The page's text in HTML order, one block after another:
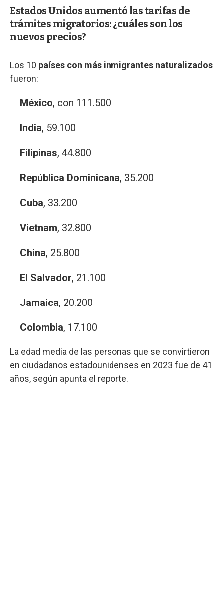
Estados Unidos aumentó las tarifas de
trámites migratorios: ¿cuáles son los
nuevos precios?
Los 10 países con más inmigrantes naturalizados
fueron:
México, con 111.500
India, 59.100
Filipinas, 44.800
República Dominicana, 35.200
Cuba, 33.200
Vietnam, 32.800
China, 25.800
El Salvador, 21.100
Jamaica, 20.200
Colombia, 17.100
La edad media de las personas que se convirtieron
en ciudadanos estadounidenses en 2023 fue de 41
años, según apunta el reporte.